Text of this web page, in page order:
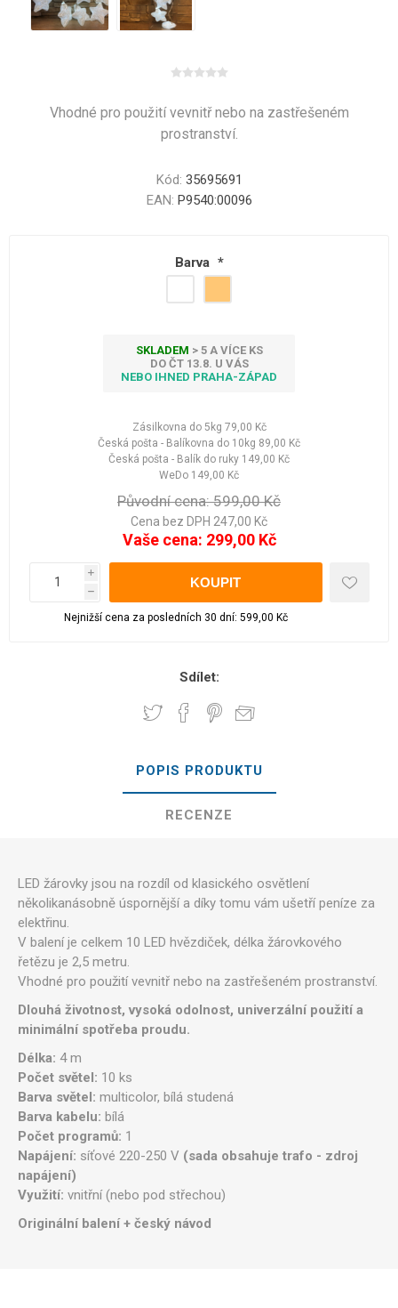
Vhodné pro použití vevnitř nebo na zastřešeném
prostranství.
Kód: 35695691
EAN: P9540:00096
Barva *
SKLADEM > 5 A VÍCE KS
DO ČT 13.8. U VÁS
NEBO IHNED PRAHA-ZÁPAD
Zásilkovna do 5kg 79,00 Kč
Česká pošta - Balíkovna do 10kg 89,00 Kč
Česká pošta - Balík do ruky 149,00 Kč
WeDo 149,00 Kč
Původní cena: 599,00 Kč
Cena bez DPH 247,00 Kč
Vaše cena: 299,00 Kč
i
h
Nejnižší cena za posledních 30 dní: 599,00 Kč
Sdílet:
POPIS PRODUKTU
RECENZE
LED žárovky jsou na rozdíl od klasického osvětlení
několikanásobně úspornější a díky tomu vám ušetří peníze za
elektřinu.
V balení je celkem 10 LED hvězdiček, délka žárovkového
řetězu je 2,5 metru.
Vhodné pro použití vevnitř nebo na zastřešeném prostranství.
Dlouhá životnost, vysoká odolnost, univerzální použití a
minimální spotřeba proudu.
Délka: 4 m
Počet světel: 10 ks
Barva světel: multicolor, bílá studená
Barva kabelu: bílá
Počet programů: 1
Napájení: síťové 220-250 V (sada obsahuje trafo - zdroj
napájení)
Využití: vnitřní (nebo pod střechou)
Originální balení + český návod